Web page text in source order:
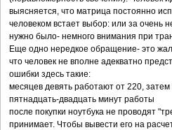
выясняется, что матрица постоянно
человеком встает выбор: или за очень
нужно было- немного внимания при
Еще одно нередкое обращение- это
что человек не вполне адекватно
ошибки здесь такие:
месяцев девять работают от 220,
пятнадцать-двадцать минут работы
после покупки ноутбука не проводят
принимает. Чтобы вывести его на